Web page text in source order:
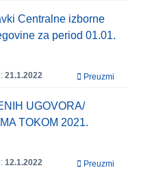
Centralne izborne
za period 01.01.
21.1.2022 Preuzmi
UGOVORA/
TOKOM 2021.
12.1.2022 Preuzmi